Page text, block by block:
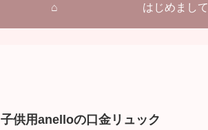
⌂ はじめまして
子供用anelloの口金リュック